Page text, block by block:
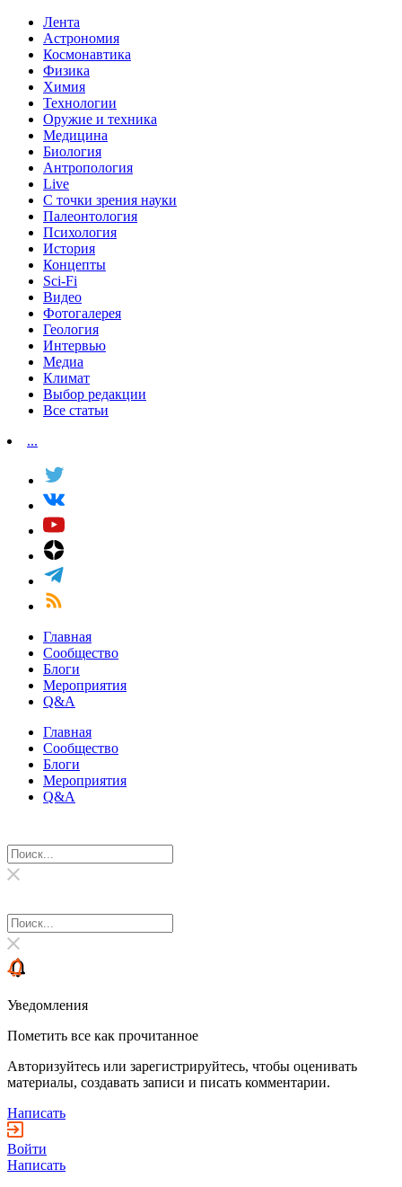
Лента
Астрономия
Космонавтика
Физика
Химия
Технологии
Оружие и техника
Медицина
Биология
Антропология
Live
С точки зрения науки
Палеонтология
Психология
История
Концепты
Sci-Fi
Видео
Фотогалерея
Геология
Интервью
Медиа
Климат
Выбор редакции
Все статьи
...
Главная
Сообщество
Блоги
Мероприятия
Q&A
Главная
Сообщество
Блоги
Мероприятия
Q&A
Уведомления
Пометить все как прочитанное
Авторизуйтесь или зарегистрируйтесь, чтобы оценивать
материалы, создавать записи и писать комментарии.
Написать
Войти
Написать